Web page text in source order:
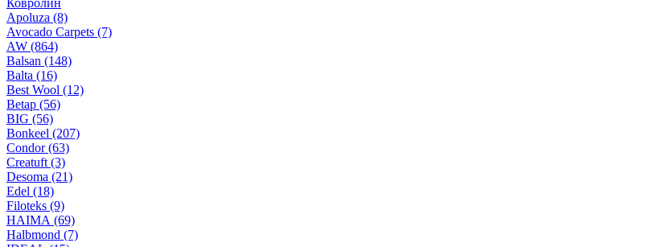
Ковролин
Apoluza (8)
Avocado Carpets (7)
AW (864)
Balsan (148)
Balta (16)
Best Wool (12)
Betap (56)
BIG (56)
Bonkeel (207)
Condor (63)
Creatuft (3)
Desoma (21)
Edel (18)
Filoteks (9)
HAIMA (69)
Halbmond (7)